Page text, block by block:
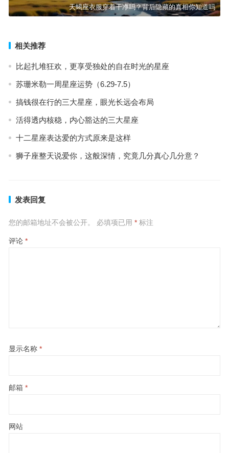
天蝎座衣服穿着干净吗？背后隐藏的真相你知道吗
相关推荐
比起扎堆狂欢，更享受独处的自在时光的星座
苏珊米勒一周星座运势（6.29-7.5）
搞钱很在行的三大星座，眼光长远会布局
活得透内核稳，内心豁达的三大星座
十二星座表达爱的方式原来是这样
狮子座整天说爱你，这般深情，究竟几分真心几分意？
发表回复
您的邮箱地址不会被公开。 必填项已用 *标注
评论 *
显示名称 *
邮箱 *
网站